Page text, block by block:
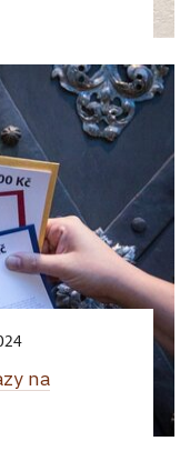
na